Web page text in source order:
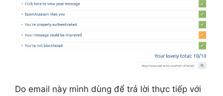
Do email này mình dùng để trả lời thực tiếp với